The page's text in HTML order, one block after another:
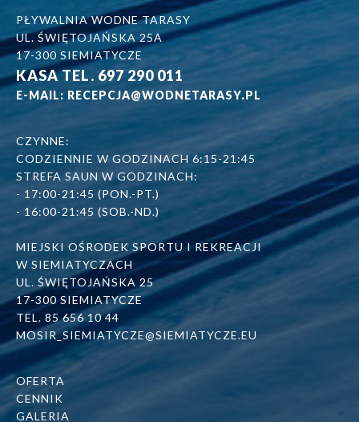
PŁYWALNIA WODNE TARASY
UL. ŚWIĘTOJAŃSKA 25A
17-300 SIEMIATYCZE
KASA TEL. 697 290 011
E-MAIL: RECEPCJA@WODNETARASY.PL
CZYNNE:
CODZIENNIE W GODZINACH 6:15-21:45
STREFA SAUN W GODZINACH:
- 17:00-21:45 (PON.-PT.)
- 16:00-21:45 (SOB.-ND.)
MIEJSKI OŚRODEK SPORTU I REKREACJI
W SIEMIATYCZACH
UL. ŚWIĘTOJAŃSKA 25
17-300 SIEMIATYCZE
TEL. 85 656 10 44
MOSIR_SIEMIATYCZE@SIEMIATYCZE.EU
OFERTA
CENNIK
GALERIA